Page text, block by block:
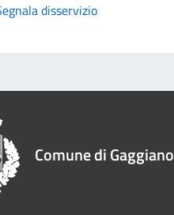
disservizio
Comune di Gaggiano